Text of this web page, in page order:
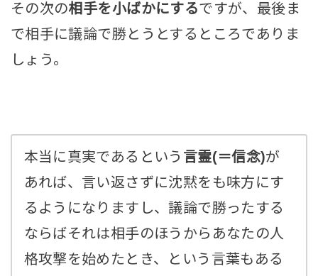
その次の相手を小ばかにするですが、最後ま
で相手に議論で勝とうとするところでありま
しょう。
本当に真実であるという 言霊(＝信念)が
あれば、言い返さずに沈黙をも味方にす
るようになりますし、議論で勝ったする
ならばそれは相手のほうからあなたの人
格攻撃を始めたとき、という言葉もある